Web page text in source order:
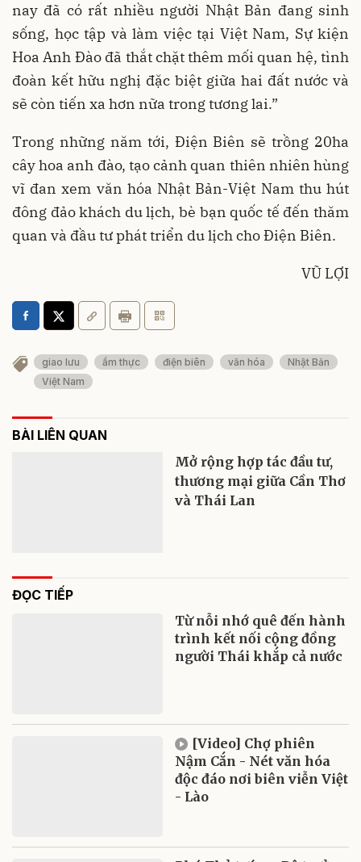
nay đã có rất nhiều người Nhật Bản đang sinh
sống, học tập và làm việc tại Việt Nam, Sự kiện
Hoa Anh Đào đã thắt chặt thêm mối quan hệ, tình
đoàn kết hữu nghị đặc biệt giữa hai đất nước và
sẽ còn tiến xa hơn nữa trong tương lai.”
Trong những năm tới, Điện Biên sẽ trồng 20ha
cây hoa anh đào, tạo cảnh quan thiên nhiên hùng
vĩ đan xem văn hóa Nhật Bản-Việt Nam thu hút
đông đảo khách du lịch, bè bạn quốc tế đến thăm
quan và đầu tư phát triển du lịch cho Điện Biên.
VŨ LỢI
giao lưu ẩm thực điện biên văn hóa
Nhật Bản
Việt Nam
BÀI LIÊN QUAN
Mở rộng hợp tác đầu tư,
thương mại giữa Cần Thơ
và Thái Lan
ĐỌC TIẾP
Từ nỗi nhớ quê đến hành
trình kết nối cộng đồng
người Thái khắp cả nước
[Video] Chợ phiên
Nậm Cắn - Nét văn hóa
độc đáo nơi biên viễn Việt
- Lào